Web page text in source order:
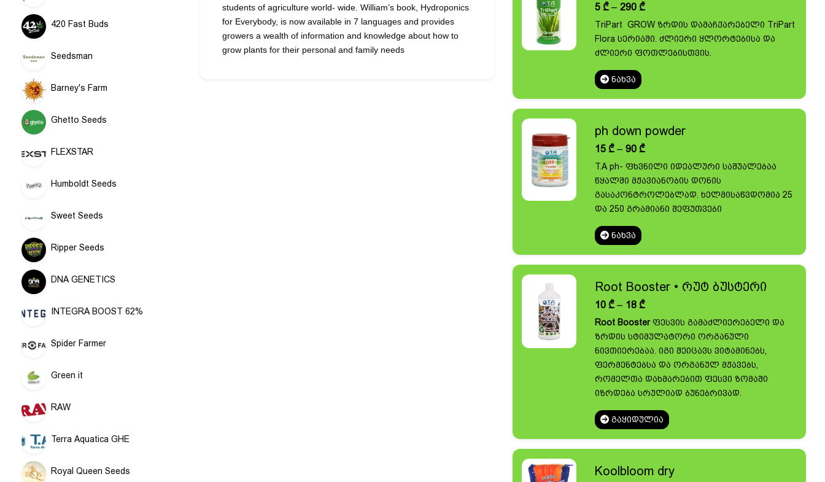
420 Fast Buds
Seedsman
Barney's Farm
Ghetto Seeds
FLEXSTAR
Humboldt Seeds
Sweet Seeds
Ripper Seeds
DNA GENETICS
INTEGRA BOOST 62%
Spider Farmer
Green it
RAW
Terra Aquatica GHE
Royal Queen Seeds
students of agriculture world- wide. William’s book, Hydroponics
for Everybody, is now available in 7 languages and provides
growers a wealth of information and knowledge about how to
grow plants for their personal and family needs
5₾ – 290₾Price
range:
5 ₾
through
290 ₾
TriPart GROW ზრდის დამაჩქარებელი TriPart
Flora სერიაში. ძლიერი ყლორტებისა და
ძლიერი ფოთლებისთვის.
ᲜᲐᲮᲕᲐ
ph down powder
15₾ – 90₾Price
15 ₾
through
90 ₾
T.A ph- ფხვნილი იდეალური საშუალებაა
წყალში მჟავიანობის დონის
გასაკონტროლებლად. ხელმისაწვდომია 25
და 250 გრამიანი შეფუთვები
ᲜᲐᲮᲕᲐ
Root Booster • რუტ ბუსტერი
10₾ – 18₾Price
10 ₾
through
18 ₾
Root Boosterფესვის გამაძლიერებელი და
ზრდის სტიმულატორი ორგანული
ნივთიერებაა. იგი შეიცავს ვიტამინებს,
ფერმენტებსა და ორგანულ მჟავებს,
რომელთა დახმარებით ფესვი ზომაში
იზრდება სრულიად ბუნებრივად.
ᲒᲐᲧᲘᲓᲣᲚᲘᲐ
Koolbloom dry